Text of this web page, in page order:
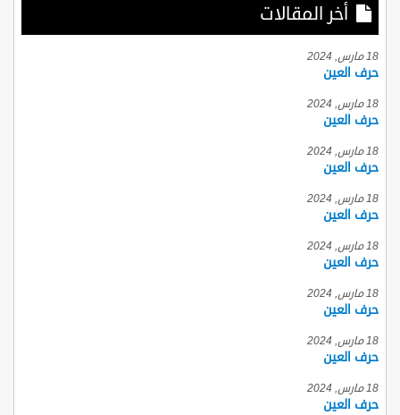
أخر المقالات
18 مارس, 2024
حرف العين
18 مارس, 2024
حرف العين
18 مارس, 2024
حرف العين
18 مارس, 2024
حرف العين
18 مارس, 2024
حرف العين
18 مارس, 2024
حرف العين
18 مارس, 2024
حرف العين
18 مارس, 2024
حرف العين